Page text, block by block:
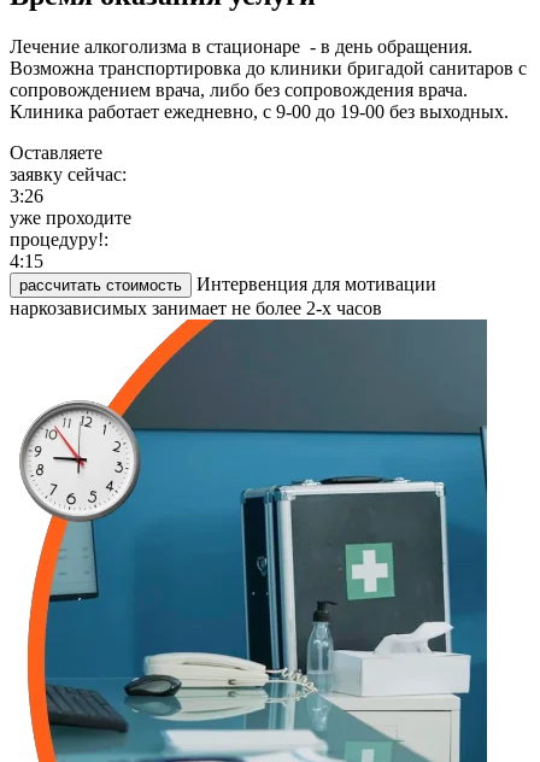
Лечение алкоголизма в стационаре - в день обращения.
Возможна транспортировка до клиники бригадой санитаров с
сопровождением врача, либо без сопровождения врача.
Клиника работает ежедневно, с 9-00 до 19-00 без выходных.
Оставляете
заявку сейчас:
3:26
уже проходите
процедуру!:
4:15
рассчитать стоимость
Интервенция для мотивации
наркозависимых занимает не более 2-х часов